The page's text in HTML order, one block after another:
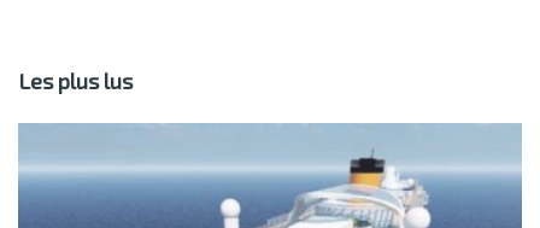
Les plus lus